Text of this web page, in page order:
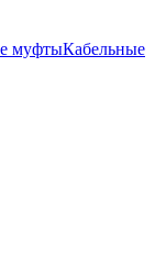
муфтыКабельные